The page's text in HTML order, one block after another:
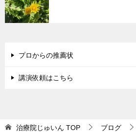
プロからの推薦状
講演依頼はこちら
治療院じゅいん TOP ブログ